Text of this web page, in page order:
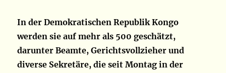
In der Demokratischen Republik Kongo
werden sie auf mehr als 500 geschätzt,
darunter Beamte, Gerichtsvollzieher und
diverse Sekretäre, die seit Montag in der